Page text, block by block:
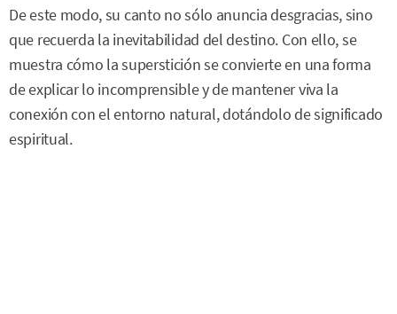
De este modo, su canto no sólo anuncia desgracias, sino
que recuerda la inevitabilidad del destino. Con ello, se
muestra cómo la superstición se convierte en una forma
de explicar lo incomprensible y de mantener viva la
conexión con el entorno natural, dotándolo de significado
espiritual.